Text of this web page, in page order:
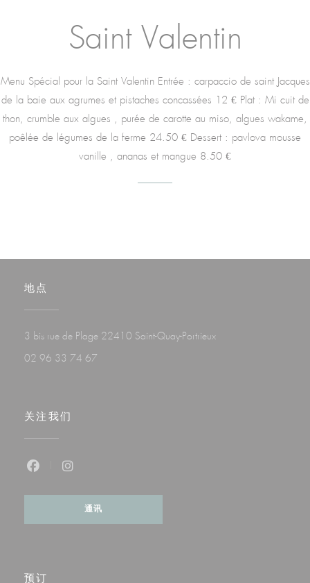
Saint Valentin
Menu Spécial pour la Saint Valentin Entrée : carpaccio de saint Jacques
de la baie aux agrumes et pistaches concassées 12 € Plat : Mi cuit de
thon, crumble aux algues , purée de carotte au miso, algues wakame,
poêlée de légumes de la ferme 24.50 € Dessert : pavlova mousse
vanille , ananas et mangue 8.50 €
地点
3 bis rue de Plage 22410 Saint-Quay-Portrieux((在新窗口中打开))
02 96 33 74 67
关注我们
通讯
预订